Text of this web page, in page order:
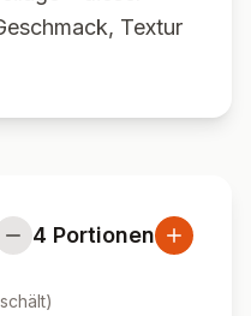
Textur
4 Portionen
)